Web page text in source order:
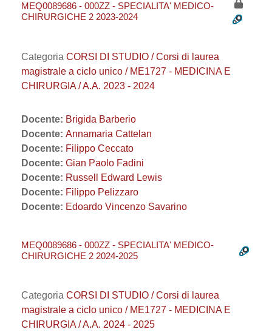
MEQ0089686 - 000ZZ - SPECIALITA' MEDICO-
CHIRURGICHE 2 2023-2024
Categoria CORSI DI STUDIO / Corsi di laurea
magistrale a ciclo unico / ME1727 - MEDICINA E
CHIRURGIA / A.A. 2023 - 2024
Docente: Brigida Barberio
Docente: Annamaria Cattelan
Docente: Filippo Ceccato
Docente: Gian Paolo Fadini
Docente: Russell Edward Lewis
Docente: Filippo Pelizzaro
Docente: Edoardo Vincenzo Savarino
MEQ0089686 - 000ZZ - SPECIALITA' MEDICO-
CHIRURGICHE 2 2024-2025
Categoria CORSI DI STUDIO / Corsi di laurea
magistrale a ciclo unico / ME1727 - MEDICINA E
CHIRURGIA / A.A. 2024 - 2025